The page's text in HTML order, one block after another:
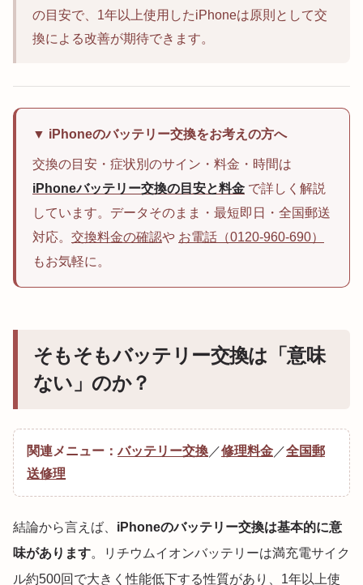
の目安で、1年以上使用したiPhoneは原則として交
換による改善が期待できます。
▼ iPhoneのバッテリー交換をお考えの方へ
交換の目安・症状別のサイン・料金・時間は
iPhoneバッテリー交換の目安と料金 で詳しく解説
しています。データそのまま・最短即日・全国郵送
対応。 交換料金の確認や お電話（0120-960-690）
もお気軽に。
そもそもバッテリー交換は「意味
ない」のか？
関連メニュー：バッテリー交換 ／修理料金 ／全国郵
送修理
結論から言えば、 iPhoneのバッテリー交換は基本的に意
味があります。リチウムイオンバッテリーは満充電サイク
ル約500回で大きく性能低下する性質があり、1年以上使